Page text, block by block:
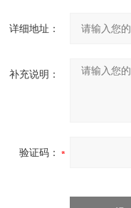
详细地址：
补充说明：
验证码：